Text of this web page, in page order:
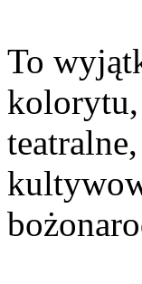
To
kolorytu,